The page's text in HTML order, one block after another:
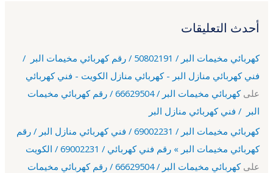
أحدث التعليقات
كهربائي مخيمات البر / 50802191 / رقم كهربائي مخيمات البر /
فني كهربائي منازل البر - كهربائي منازل الكويت - فني كهربائي
على
كهربائي مخيمات البر / 66629504 / رقم كهربائي مخيمات
البر / فني كهربائي منازل البر
كهربائي مخيمات البر / 69002231 / فني كهربائي منازل البر / رقم
كهربائي مخيمات البر » رقم فني كهربائي / 69002231 / الكويت
على
كهربائي مخيمات البر / 66629504 / رقم كهربائي مخيمات